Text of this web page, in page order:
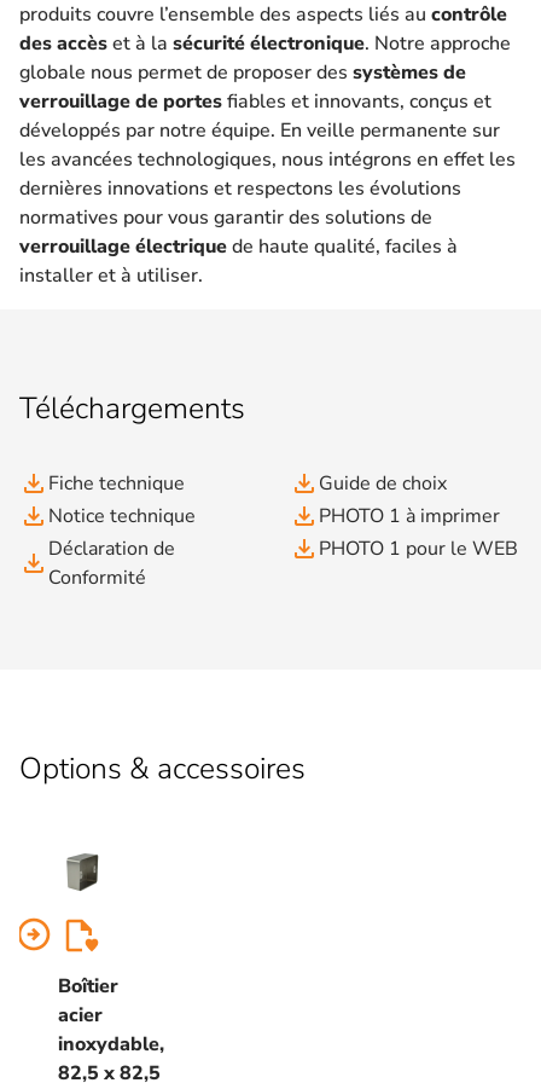
produits couvre l’ensemble des aspects liés au contrôle
des accèset à la sécurité électronique. Notre approche
globale nous permet de proposer des systèmes de
verrouillage de portesfiables et innovants, conçus et
développés par notre équipe. En veille permanente sur
les avancées technologiques, nous intégrons en effet les
dernières innovations et respectons les évolutions
normatives pour vous garantir des solutions de
verrouillage électriquede haute qualité, faciles à
installer et à utiliser.
Téléchargements
file_download Fiche technique
file_download Notice technique
file_download Déclaration de
Conformité
file_download Guide de choix
file_download PHOTO 1 à imprimer
file_download PHOTO 1 pour le WEB
Options & accessoires
arrow_circle_right
Boîtier
acier
inoxydable,
82,5 x 82,5